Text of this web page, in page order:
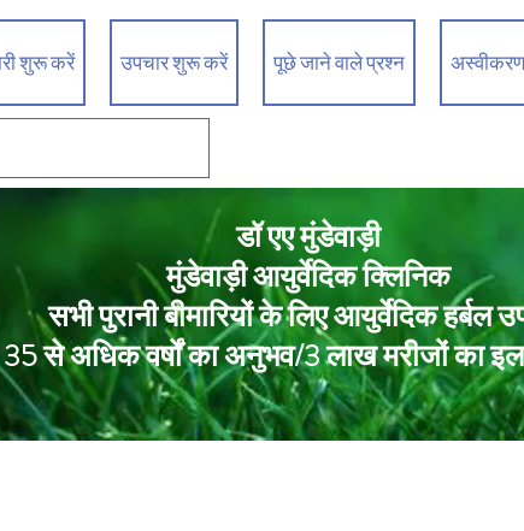
शुरू करें उपचार शुरू करें पूछे जाने वाले प्रश्न अस्वीकरण
डॉ एए मुंडेवाड़ी
मुंडेवाड़ी आयुर्वेदिक क्लिनिक
सभी पुरानी बीमारियों के लिए आयुर्वेदिक हर्बल
35 से अधिक वर्षों का अनुभव/3 लाख मरीजों का